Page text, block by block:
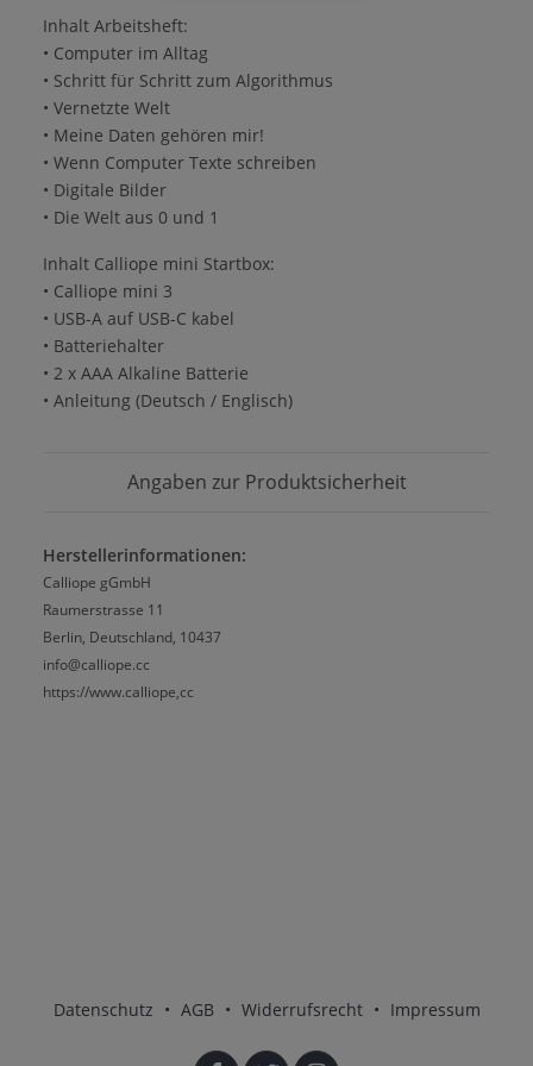
Inhalt Arbeitsheft:
• Computer im Alltag
• Schritt für Schritt zum Algorithmus
• Vernetzte Welt
• Meine Daten gehören mir!
• Wenn Computer Texte schreiben
• Digitale Bilder
• Die Welt aus 0 und 1
Inhalt Calliope mini Startbox:
• Calliope mini 3
• USB-A auf USB-C kabel
• Batteriehalter
• 2 x AAA Alkaline Batterie
• Anleitung (Deutsch / Englisch)
Angaben zur Produktsicherheit
Herstellerinformationen:
Calliope gGmbH
Raumerstrasse 11
Berlin, Deutschland, 10437
info@calliope.cc
https://www.calliope,cc
Datenschutz • AGB • Widerrufsrecht • Impressum